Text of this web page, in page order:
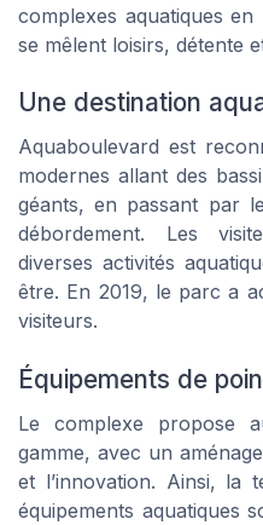
complexes aquatiques
se mêlent loisirs, détente
Une destination
Aquaboulevard est
modernes allant des
géants, en passant par
débordement. Les
diverses activités
être. En 2019, le parc a
visiteurs.
Équipements de
Le complexe propose
gamme, avec un
et l’innovation. Ainsi, la
équipements aquatiques